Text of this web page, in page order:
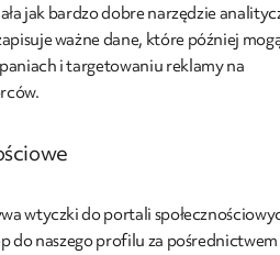
jak bardzo dobre narzędzie
ważne dane, które później
i targetowaniu reklamy na
wtyczki do portali
do naszego profilu za pośrednictwem